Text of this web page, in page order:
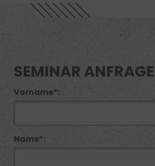
SEMINAR ANFRAGE
Vorname*:
Name*: